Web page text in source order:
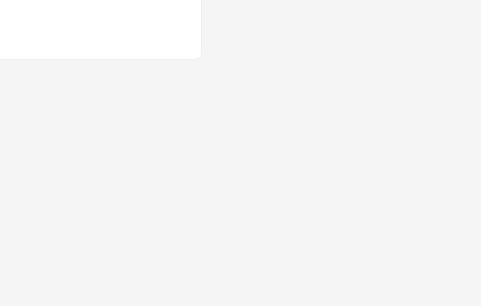
총 11개 컨트롤러를 4단계로 나눠